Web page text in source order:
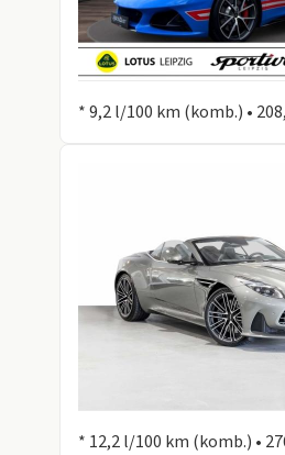
* 9,2 l/100 km (komb.) •
* 12,2 l/100 km (komb.) •